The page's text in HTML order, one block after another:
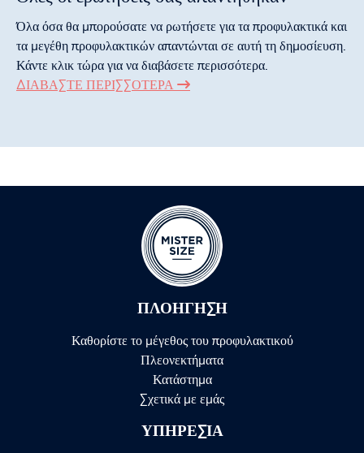
Όλα όσα θα μπορούσατε να ρωτήσετε για τα προφυλακτικά και
τα μεγέθη προφυλακτικών απαντώνται σε αυτή τη δημοσίευση.
Κάντε κλικ τώρα για να διαβάσετε περισσότερα.
ΔΙΑΒΆΣΤΕ ΠΕΡΙΣΣΌΤΕΡΑ
ΠΛΟΉΓΗΣΗ
Καθορίστε το μέγεθος του προφυλακτικού
Πλεονεκτήματα
Κατάστημα
Σχετικά με εμάς
ΥΠΗΡΕΣΊΑ